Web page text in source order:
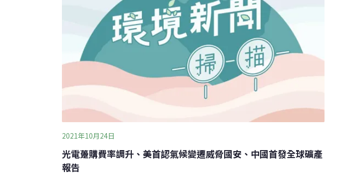
2021年10月24日
光電躉購費率調升、美首認氣候變遷威脅國安、中國首發全球礦產
報告